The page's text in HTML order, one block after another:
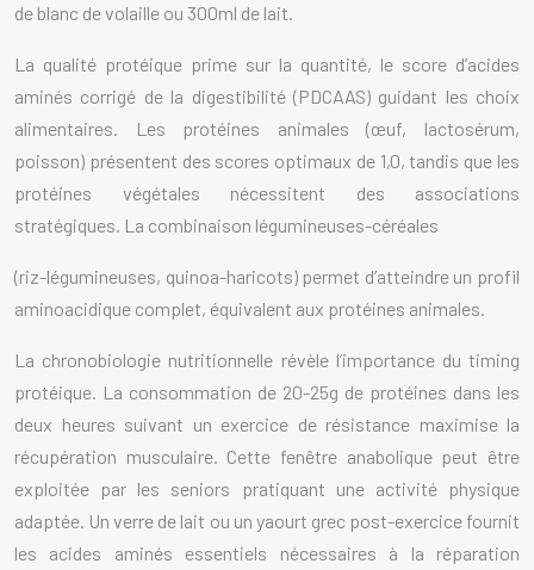
de blanc de volaille ou 300ml de lait.
La qualité protéique prime sur la quantité, le score d’acides
aminés corrigé de la digestibilité (PDCAAS) guidant les choix
alimentaires. Les protéines animales (œuf, lactosérum,
poisson) présentent des scores optimaux de 1,0, tandis que les
protéines végétales nécessitent des associations
stratégiques. La combinaison légumineuses-céréales
(riz-légumineuses, quinoa-haricots) permet d’atteindre un profil
aminoacidique complet, équivalent aux protéines animales.
La chronobiologie nutritionnelle révèle l’importance du timing
protéique. La consommation de 20-25g de protéines dans les
deux heures suivant un exercice de résistance maximise la
récupération musculaire. Cette fenêtre anabolique peut être
exploitée par les seniors pratiquant une activité physique
adaptée. Un verre de lait ou un yaourt grec post-exercice fournit
les acides aminés essentiels nécessaires à la réparation